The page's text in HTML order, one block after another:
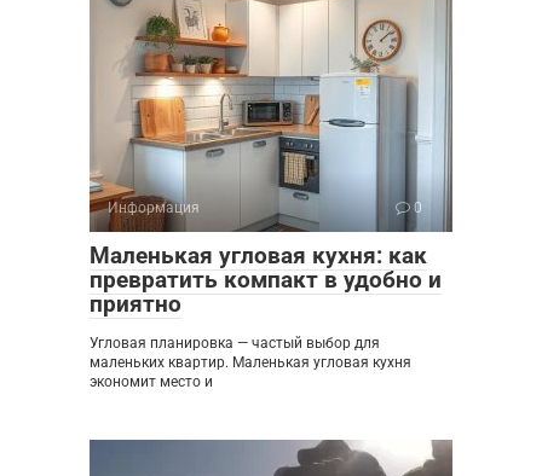
Информация 0
Маленькая угловая кухня: как
превратить компакт в удобно и
приятно
Угловая планировка — частый выбор для
маленьких квартир. Маленькая угловая кухня
экономит место и